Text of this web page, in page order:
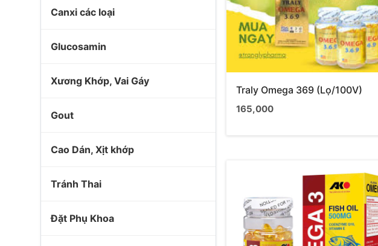
Canxi các loại
Glucosamin
Xương Khớp, Vai Gáy
Gout
Cao Dán, Xịt khớp
Tránh Thai
Đặt Phụ Khoa
Traly Omega 369 (Lọ/100V)
165,000